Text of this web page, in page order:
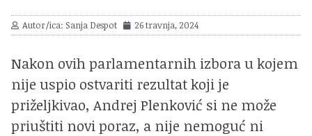
Autor/ica: Sanja Despot 26 travnja, 2024
Nakon ovih parlamentarnih izbora u kojem
nije uspio ostvariti rezultat koji je
priželjkivao, Andrej Plenković si ne može
priuštiti novi poraz, a nije nemoguć ni